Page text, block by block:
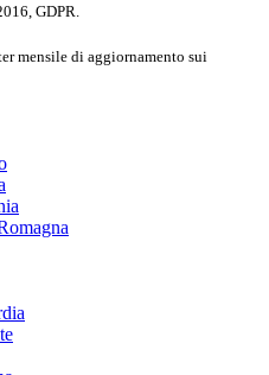
GDPR.
mensile di aggiornamento sui